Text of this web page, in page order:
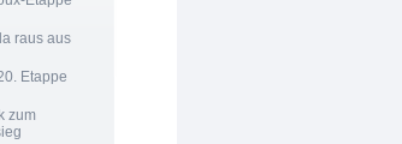
raus aus
Etappe
zum